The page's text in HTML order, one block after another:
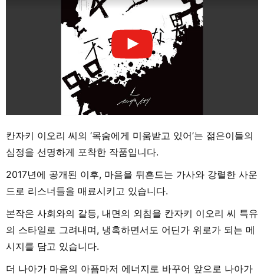
칸자키 이오리 씨의 ‘목숨에게 미움받고 있어’는 젊은이들의
심정을 선명하게 포착한 작품입니다.
2017년에 공개된 이후, 마음을 뒤흔드는 가사와 강렬한 사운
드로 리스너들을 매료시키고 있습니다.
본작은 사회와의 갈등, 내면의 외침을 칸자키 이오리 씨 특유
의 스타일로 그려내며, 냉혹하면서도 어딘가 위로가 되는 메
시지를 담고 있습니다.
더 나아가 마음의 아픔마저 에너지로 바꾸어 앞으로 나아가